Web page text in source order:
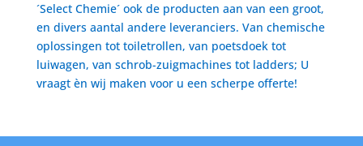
´Select Chemie´ ook de producten aan van een groot,
en divers aantal andere leveranciers. Van chemische
oplossingen tot toiletrollen, van poetsdoek tot
luiwagen, van schrob-zuigmachines tot ladders; U
vraagt èn wij maken voor u een scherpe offerte!